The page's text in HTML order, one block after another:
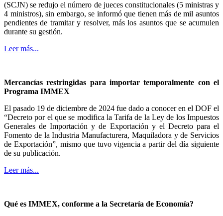
(SCJN) se redujo el número de jueces constitucionales (5 ministras y
4 ministros), sin embargo, se informó que tienen más de mil asuntos
pendientes de tramitar y resolver, más los asuntos que se acumulen
durante su gestión.
Leer más...
Mercancías restringidas para importar temporalmente con el
Programa IMMEX
El pasado 19 de diciembre de 2024 fue dado a conocer en el DOF el
“Decreto por el que se modifica la Tarifa de la Ley de los Impuestos
Generales de Importación y de Exportación y el Decreto para el
Fomento de la Industria Manufacturera, Maquiladora y de Servicios
de Exportación”, mismo que tuvo vigencia a partir del día siguiente
de su publicación.
Leer más...
Qué es IMMEX, conforme a la Secretaría de Economía?